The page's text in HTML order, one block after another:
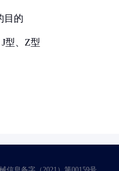
目的
型、Z型